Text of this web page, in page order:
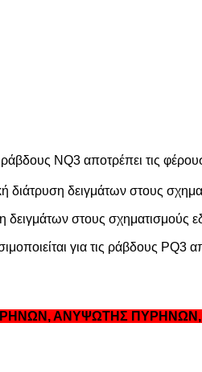
NQ3 αποτρέπει τις
δειγμάτων στους
δειγμάτων στους σχηματισμούς
για τις ράβδους PQ3
ΑΝΥΨΩΤΗΣ